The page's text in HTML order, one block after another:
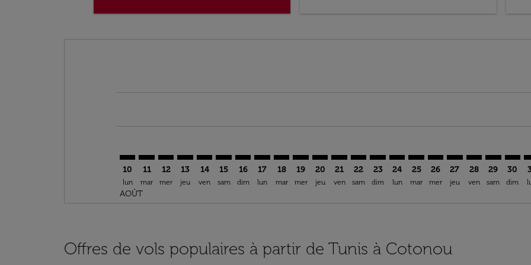
10
lun
AOÛT
11
mar
12
mer
13
jeu
14
ven
15
sam
16
dim
17
lun
18
mar
TUN–COO: cmp-view-offers-disclaimer. Trouver des
19
mer
TUN–COO: cmp-view-offers-disclaimer. Trouver
20
jeu
TUN–COO: cmp-view-offers-disclaimer.
21
ven
TUN–COO: cmp-view-offers-disclaimer.
22
sam
TUN–COO: cmp-view-offers-
23
dim
TUN–COO: cmp-view-offers-
24
lun
TUN–COO: cmp-view-
25
mar
TUN–COO: cmp-
26
mer
TUN–COO: cmp-
27
jeu
TUN–COO:
28
ven
29
sam
30
dim
Offres de vols populaires à partir de Tunis à Cotonou